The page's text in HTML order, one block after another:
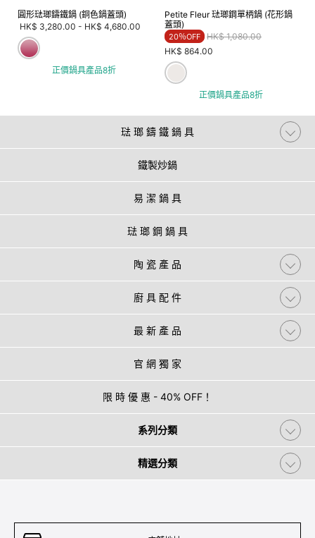
圓形琺瑯鑄鐵鍋 (銅色鍋蓋頭)
HK$ 3,280.00 - HK$ 4,680.00
正價鍋具產品8折
Petite Fleur 琺瑯鋼單柄鍋 (花形鍋
蓋頭)
20％OFF Price reduced from
HK$ 1,080.00to
HK$ 864.00
正價鍋具產品8折
琺 瑯 鑄 鐵 鍋 具
鐵製炒鍋
易 潔 鍋 具
琺 瑯 鋼 鍋 具
陶 瓷 產 品
廚 具 配 件
最 新 產 品
官 網 獨 家
限 時 優 惠 - 40% OFF！
系列分類
精選分類